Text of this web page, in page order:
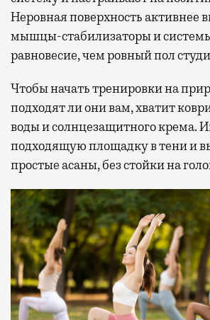
Неровная поверхность активнее
мышцы-стабилизаторы и
равновесие, чем ровный пол
Чтобы начать тренировки на
подходят ли они вам, хватит
воды и солнцезащитного крема.
подходящую площадку в тени и
простые асаны, без стойки на